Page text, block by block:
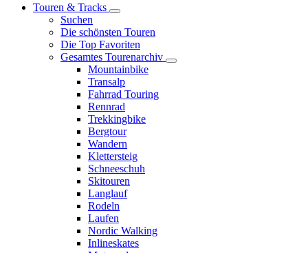
Touren & Tracks
Suchen
Die schönsten Touren
Die Top Favoriten
Gesamtes Tourenarchiv
Mountainbike
Transalp
Fahrrad Touring
Rennrad
Trekkingbike
Bergtour
Wandern
Klettersteig
Schneeschuh
Skitouren
Langlauf
Rodeln
Laufen
Nordic Walking
Inlineskates